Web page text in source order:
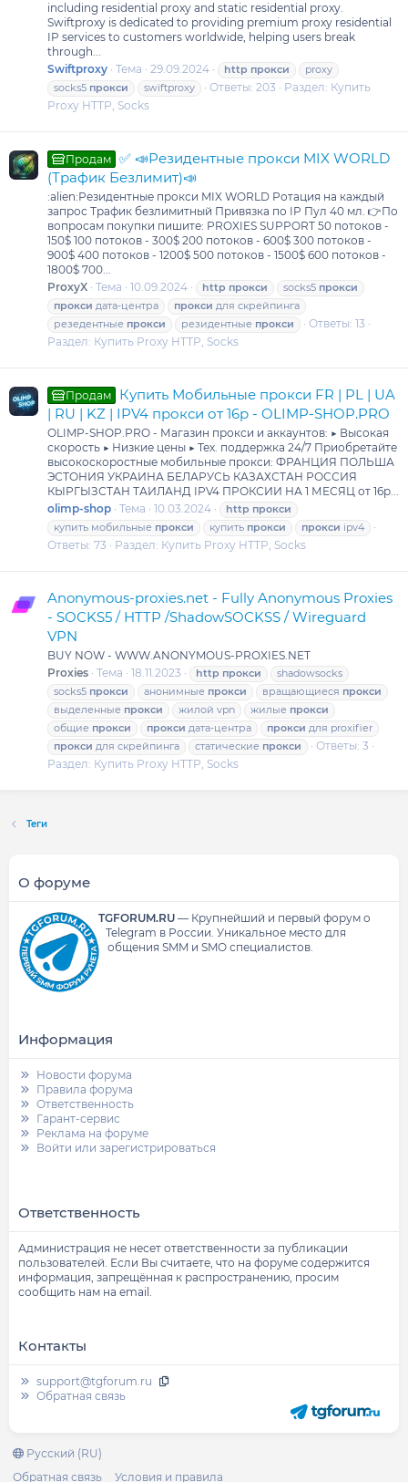
including residential proxy and static residential proxy.
Swiftproxy is dedicated to providing premium proxy residential
IP services to customers worldwide, helping users break
through...
Swiftproxy Тема 29.09.2024 http прокси
proxy
socks5 прокси swiftproxy Ответы: 203 Раздел: Купить
Proxy HTTP, Socks
Продам
✅ 📣Резидентные прокси MIX WORLD
(Трафик Безлимит)📣
:alien:Резидентные прокси MIX WORLD Ротация на каждый
запрос Трафик безлимитный Привязка по IP Пул 40 мл. 👉По
вопросам покупки пишите: PROXIES SUPPORT 50 потоков -
150$ 100 потоков - 300$ 200 потоков - 600$ 300 потоков -
900$ 400 потоков - 1200$ 500 потоков - 1500$ 600 потоков -
1800$ 700...
ProxyX Тема 10.09.2024 http прокси socks5 прокси
прокси дата-центра прокси для скрейпинга
резедентные прокси резидентные прокси
Ответы: 13
Раздел: Купить Proxy HTTP, Socks
Продам
Купить Мобильные прокси FR | PL | UA
| RU | KZ | IPV4 прокси от 16р - OLIMP-SHOP.PRO
OLIMP-SHOP.PRO - Магазин прокси и аккаунтов: ▶ Высокая
скорость ▶ Низкие цены ▶ Тех. поддержка 24/7 Приобретайте
высокоскоростные мобильные прокси: ФРАНЦИЯ ПОЛЬША
ЭСТОНИЯ УКРАИНА БЕЛАРУСЬ КАЗАХСТАН РОССИЯ
КЫРГЫЗСТАН ТАИЛАНД IPV4 ПРОКСИИ НА 1 МЕСЯЦ от 16р...
olimp-shop Тема 10.03.2024 http прокси
купить мобильные прокси купить прокси прокси ipv4
Ответы: 73 Раздел: Купить Proxy HTTP, Socks
Anonymous-proxies.net - Fully Anonymous Proxies
- SOCKS5 / HTTP /ShadowSOCKSS / Wireguard
VPN
BUY NOW - WWW.ANONYMOUS-PROXIES.NET
Proxies Тема 18.11.2023 http прокси
shadowsocks
socks5 прокси анонимные прокси вращающиеся прокси
выделенные прокси жилой vpn жилые прокси
общие прокси прокси дата-центра прокси для proxifier
прокси для скрейпинга статические прокси
Ответы: 3
Раздел: Купить Proxy HTTP, Socks
Теги
О форуме
TGFORUM.RU— Крупнейший и первый форум о
Telegram в России. Уникальное место для
общения SMM и SMO специалистов.
Информация
Новости форума
Правила форума
Ответственность
Гарант-сервис
Реклама на форуме
Войти или зарегистрироваться
Ответственность
Администрация не несет ответственности за публикации
пользователей. Если Вы считаете, что на форуме содержится
информация, запрещённая к распространению, просим
сообщить нам на email.
Контакты
support@tgforum.ru
Обратная связь
Русский (RU)
Обратная связь
Условия и правила